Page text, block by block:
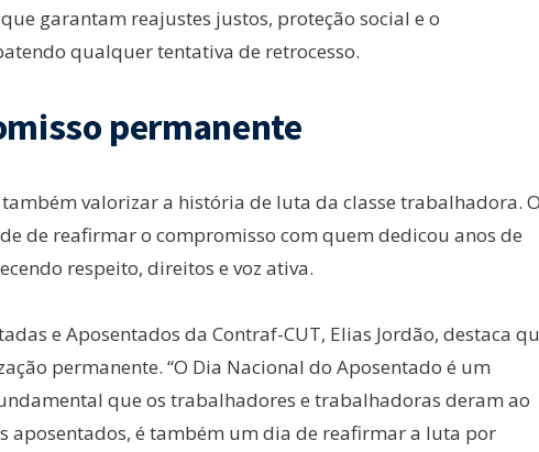
garantam reajustes justos, proteção social e o
qualquer tentativa de retrocesso.
permanente
valorizar a história de luta da classe trabalhadora.
de reafirmar o compromisso com quem dedicou anos de
respeito, direitos e voz ativa.
e Aposentados da Contraf-CUT, Elias Jordão, destaca
permanente. “O Dia Nacional do Aposentado é um
que os trabalhadores e trabalhadoras deram ao
aposentados, é também um dia de reafirmar a luta por